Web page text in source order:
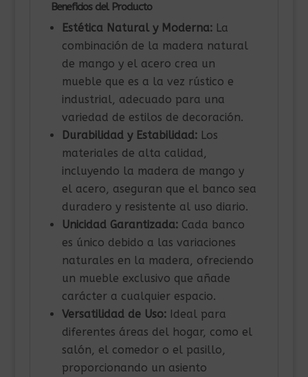
Beneficios del Producto
Estética Natural y Moderna:La
combinación de la madera natural
de mango y el acero crea un
mueble que es a la vez rústico e
industrial, adecuado para una
variedad de estilos de decoración.
Durabilidad y Estabilidad:Los
materiales de alta calidad,
incluyendo la madera de mango y
el acero, aseguran que el banco sea
duradero y resistente al uso diario.
Unicidad Garantizada:Cada banco
es único debido a las variaciones
naturales en la madera, ofreciendo
un mueble exclusivo que añade
carácter a cualquier espacio.
Versatilidad de Uso:Ideal para
diferentes áreas del hogar, como el
salón, el comedor o el pasillo,
proporcionando un asiento